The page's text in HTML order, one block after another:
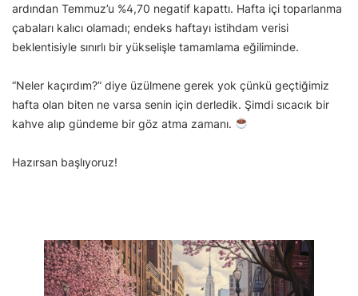
ardından Temmuz’u %4,70 negatif kapattı. Hafta içi toparlanma
çabaları kalıcı olamadı; endeks haftayı istihdam verisi
beklentisiyle sınırlı bir yükselişle tamamlama eğiliminde.
“Neler kaçırdım?” diye üzülmene gerek yok çünkü geçtiğimiz
hafta olan biten ne varsa senin için derledik. Şimdi sıcacık bir
kahve alıp gündeme bir göz atma zamanı.
Hazırsan başlıyoruz!